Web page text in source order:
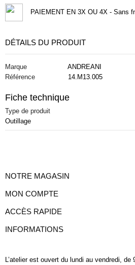
PAIEMENT EN 3X OU 4X - Sans
DÉTAILS DU PRODUIT
Marque
ANDREANI
Référence
14.M13.005
Fiche technique
Type de produit
Outillage
NOTRE MAGASIN
MON COMPTE
ACCÈS RAPIDE
INFORMATIONS
L’atelier est ouvert du lundi au vendredi, de